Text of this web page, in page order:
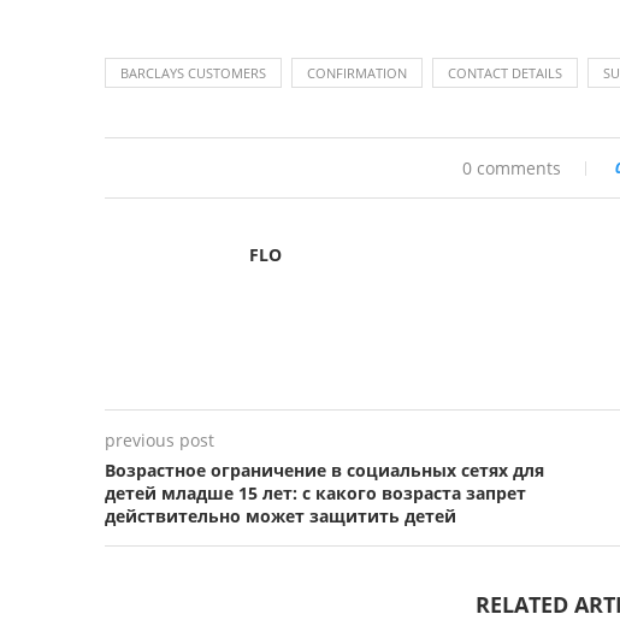
BARCLAYS CUSTOMERS CONFIRMATION CONTACT DETAILS
0 comments
FLO
previous post
Возрастное ограничение в социальных сетях для
детей младше 15 лет: с какого возраста запрет
действительно может защитить детей
RELATED